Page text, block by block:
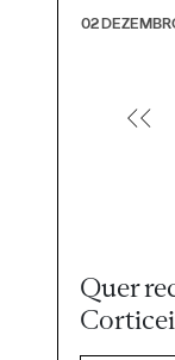
02
Quer